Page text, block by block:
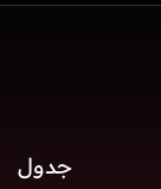
جدول